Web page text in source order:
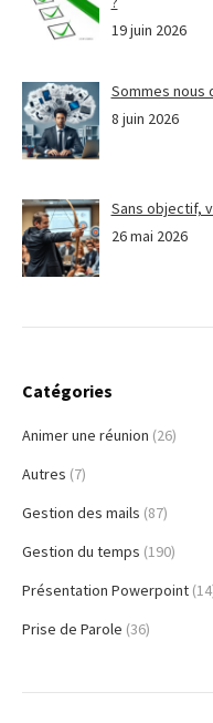
19 juin 2026
Sommes nous
8 juin 2026
Sans objectif,
26 mai 2026
Catégories
Animer une réunion (26)
Autres (7)
Gestion des mails (87)
Gestion du temps (190)
Présentation Powerpoint
Prise de Parole (36)